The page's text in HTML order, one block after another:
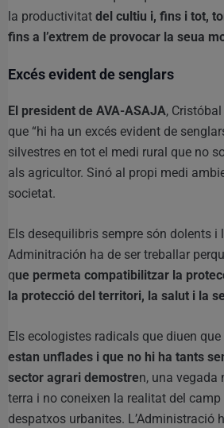
la productivitat del cultiu i, fins i tot,
fins a l’extrem de provocar la seua
Excés evident de senglars
El president de AVA-ASAJA,
que “hi ha un excés evident de
silvestres en tot el medi rural que no
als agricultor. Sinó al propi medi
societat.
Els desequilibris sempre són dolents
Adminitración ha de ser treballar
que permeta compatibilitzar la
la protecció del territori, la salut i la
Els ecologistes radicals que diuen que
estan unflades i que no hi ha tants
sector agrari demostren, una vegada
terra i no coneixen la realitat del camp
despatxos urbanites. L’Administració